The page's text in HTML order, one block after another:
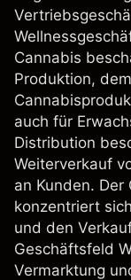
Cannabis
Produktion,
auch für
Distribution
Weiterverkauf
an Kunden.
konzentriert
und den
Geschäftsfeld
Vermarktung